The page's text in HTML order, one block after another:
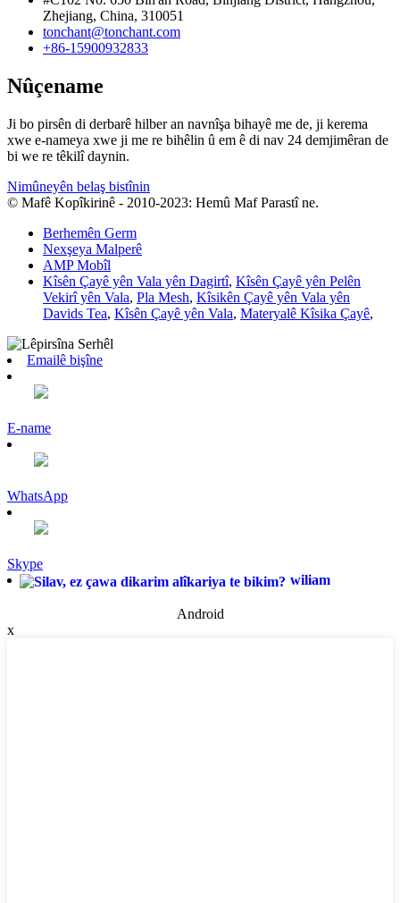
Zhejiang, China, 310051
tonchant@tonchant.com
+86-15900932833
Nûçename
Ji bo pirsên di derbarê hilber an navnîşa bihayê me de, ji kerema
xwe e-nameya xwe ji me re bihêlin û em ê di nav 24 demjimêran de
bi we re têkilî daynin.
Nimûneyên belaş bistînin
© Mafê Kopîkirinê - 2010-2023: Hemû Maf Parastî ne.
Berhemên Germ
Nexşeya Malperê
AMP Mobîl
Kîsên Çayê yên Vala yên Dagirtî, Kîsên Çayê yên Pelên
Vekirî yên Vala, Pla Mesh, Kîsikên Çayê yên Vala yên
Davids Tea, Kîsên Çayê yên Vala, Materyalê Kîsika Çayê,
Emailê bişîne
E-name
WhatsApp
Skype
wiliam
Android
x